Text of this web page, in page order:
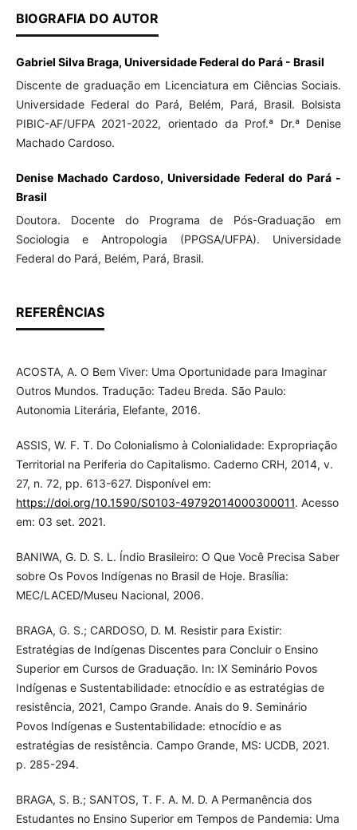
BIOGRAFIA DO AUTOR
Gabriel Silva Braga, Universidade Federal do Pará - Brasil
Discente de graduação em Licenciatura em Ciências Sociais.
Universidade Federal do Pará, Belém, Pará, Brasil. Bolsista
PIBIC-AF/UFPA 2021-2022, orientado da Prof.ª Dr.ª Denise
Machado Cardoso.
Denise Machado Cardoso, Universidade Federal do Pará -
Brasil
Doutora. Docente do Programa de Pós-Graduação em
Sociologia e Antropologia (PPGSA/UFPA). Universidade
Federal do Pará, Belém, Pará, Brasil.
REFERÊNCIAS
ACOSTA, A. O Bem Viver: Uma Oportunidade para Imaginar
Outros Mundos. Tradução: Tadeu Breda. São Paulo:
Autonomia Literária, Elefante, 2016.
ASSIS, W. F. T. Do Colonialismo à Colonialidade: Expropriação
Territorial na Periferia do Capitalismo. Caderno CRH, 2014, v.
27, n. 72, pp. 613-627. Disponível em:
https://doi.org/10.1590/S0103-49792014000300011. Acesso
em: 03 set. 2021.
BANIWA, G. D. S. L. Índio Brasileiro: O Que Você Precisa Saber
sobre Os Povos Indígenas no Brasil de Hoje. Brasília:
MEC/LACED/Museu Nacional, 2006.
BRAGA, G. S.; CARDOSO, D. M. Resistir para Existir:
Estratégias de Indígenas Discentes para Concluir o Ensino
Superior em Cursos de Graduação. In: IX Seminário Povos
Indígenas e Sustentabilidade: etnocídio e as estratégias de
resistência, 2021, Campo Grande. Anais do 9. Seminário
Povos Indígenas e Sustentabilidade: etnocídio e as
estratégias de resistência. Campo Grande, MS: UCDB, 2021.
p. 285-294.
BRAGA, S. B.; SANTOS, T. F. A. M. D. A Permanência dos
Estudantes no Ensino Superior em Tempos de Pandemia: Uma